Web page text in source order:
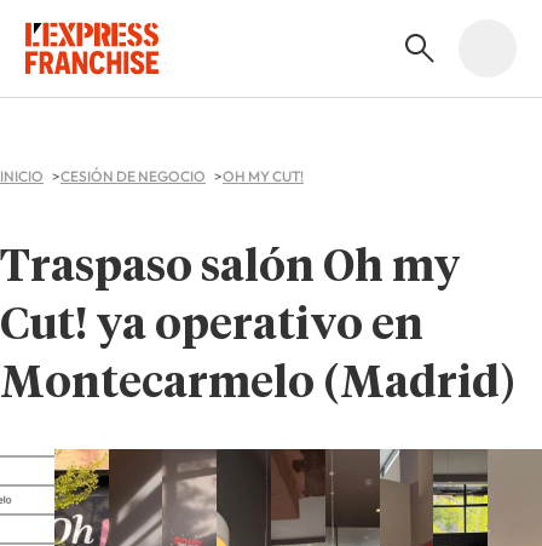
INICIO CESIÓN DE NEGOCIO OH MY CUT!
Traspaso salón Oh my
Cut! ya operativo en
Montecarmelo (Madrid)